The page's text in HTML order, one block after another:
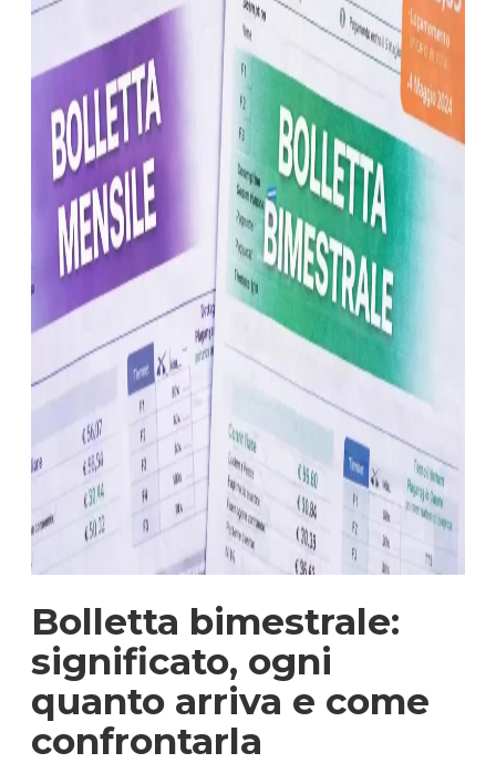
Bolletta bimestrale:
significato, ogni
quanto arriva e come
confrontarla